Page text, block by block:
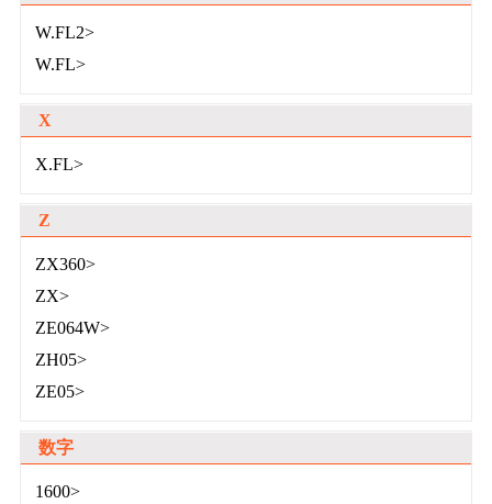
W.FL2>
W.FL>
X
X.FL>
Z
ZX360>
ZX>
ZE064W>
ZH05>
ZE05>
数字
1600>